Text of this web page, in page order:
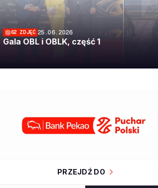
62 ZDJĘĆ 25.06.2026
Gala OBL i OBLK, część 1
PRZEJDŹ DO